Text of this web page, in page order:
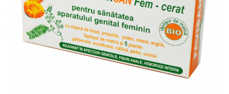
Omega 3
Par si unghii
Probiotice si prebiotice
Ingrijire par
Balsam masca si tratament
Produse cu SPF Pentru Fata
Repelenti insecte